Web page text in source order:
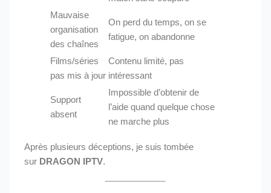
Mauvaise
organisation
des chaînes
On perd du temps, on se
fatigue, on abandonne
Films/séries
pas mis à jour
Contenu limité, pas
intéressant
Support
absent
Impossible d’obtenir de
l’aide quand quelque chose
ne marche plus
Après plusieurs déceptions, je suis tombée
sur DRAGON IPTV.